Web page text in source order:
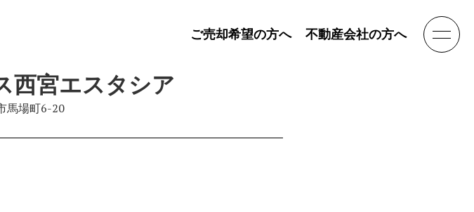
ご売却希望の方へ 不動産会社の方へ
西宮エスタシア
馬場町6-20